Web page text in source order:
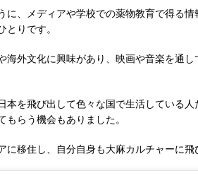
に、メディアや学校での薬物教育で得る
とりです。
海外文化に興味があり、映画や音楽を通
本を飛び出して色々な国で生活している
らう機会もありました。
に移住し、自分自身も大麻カルチャーに飛